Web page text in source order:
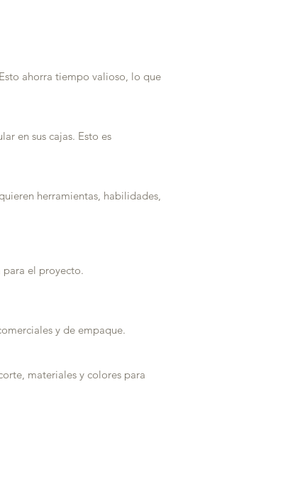
ahorra tiempo valioso, lo que
en sus cajas. Esto es
herramientas, habilidades,
para el proyecto.
y de empaque.
materiales y colores para